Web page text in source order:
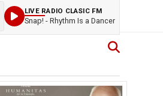
LIVE RADIO CLASIC FM
Snap! - Rhythm Is a Dancer